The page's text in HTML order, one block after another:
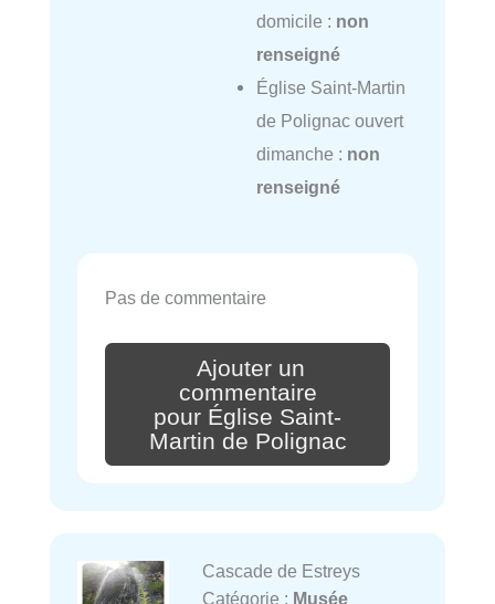
domicile : non
renseigné
Église Saint-Martin
de Polignac ouvert
dimanche : non
renseigné
Pas de commentaire
Ajouter un
commentaire
pour Église Saint-
Martin de Polignac
Cascade de Estreys
Catégorie : Musée